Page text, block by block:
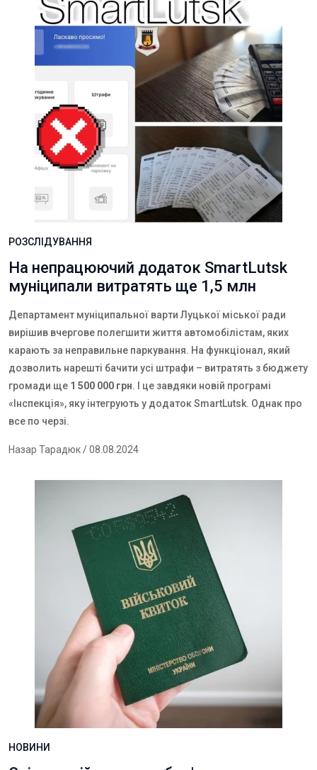
РОЗСЛІДУВАННЯ
На непрацюючий додаток SmartLutsk
муніципали витратять ще 1,5 млн
Департамент муніципальної варти Луцької міської ради
вирішив вчергове полегшити життя автомобілістам, яких
карають за неправильне паркування. На функціонал, який
дозволить нарешті бачити усі штрафи – витратять з бюджету
громади ще 1 500 000 грн. І це завдяки новій програмі
«Інспекція», яку інтегрують у додатокSmartLutsk. Однак про
все по черзі.
Назар Тарадюк/ 08.08.2024
НОВИНИ